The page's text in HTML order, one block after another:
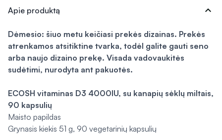
Apie produktą expand_more
Dėmesio: šiuo metu keičiasi prekės dizainas. Prekės
atrenkamos atsitiktine tvarka, todėl galite gauti seno
arba naujo dizaino prekę. Visada vadovaukitės
sudėtimi, nurodyta ant pakuotės.
ECOSH vitaminas D3 4000IU, su kanapių sėklų miltais,
90 kapsulių
Maisto papildas
Grynasis kiekis 51 g, 90 vegetarinių kapsulių